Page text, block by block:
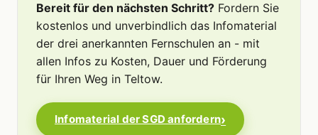
Bereit für den nächsten Schritt? Fordern Sie
kostenlos und unverbindlich das Infomaterial
der drei anerkannten Fernschulen an - mit
allen Infos zu Kosten, Dauer und Förderung
für Ihren Weg in Teltow.
Infomaterial der SGD anfordern